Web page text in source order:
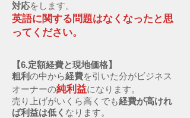
対応をします。
英語に関する問題はなくなったと思
ってください。
【6.定額経費と現地価格】
粗利の中から経費を引いた分がビジネス
オーナーの純利益になります。
売り上げがいくら高くでも経費が高けれ
ば利益は低く なります。